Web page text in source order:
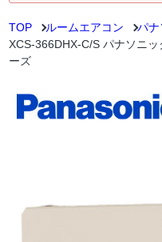
TOP ルームエアコン パナ
XCS-366DHX-C/S パナソニ
ーズ